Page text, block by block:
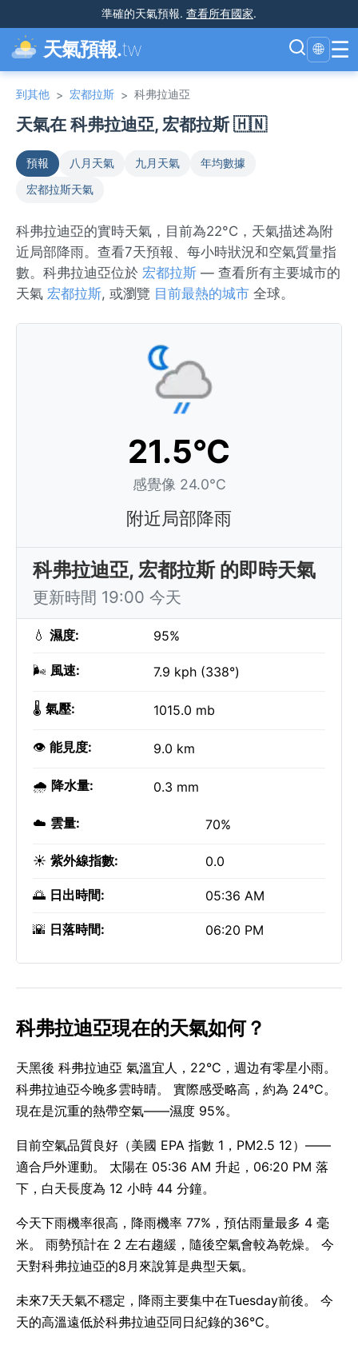
準確的天氣預報. 查看所有國家.
天氣預報.tw 🌐 ☰
到其他 > 宏都拉斯 > 科弗拉迪亞
天氣在 科弗拉迪亞, 宏都拉斯 🇭🇳
預報 八月天氣 九月天氣
年均數據
宏都拉斯天氣
科弗拉迪亞的實時天氣，目前為22°C，天氣描述為附
近局部降雨。查看7天預報、每小時狀況和空氣質量指
數。科弗拉迪亞位於 宏都拉斯 — 查看所有主要城市的
天氣 宏都拉斯, 或瀏覽 目前最熱的城市 全球。
21.5°C
感覺像 24.0°C
附近局部降雨
科弗拉迪亞, 宏都拉斯 的即時天氣
更新時間 19:00 今天
💧 濕度: 95%
🌬️ 風速: 7.9 kph (338°)
🌡️ 氣壓: 1015.0 mb
👁️ 能見度: 9.0 km
🌧️ 降水量: 0.3 mm
☁️ 雲量: 70%
☀️ 紫外線指數: 0.0
🌅 日出時間: 05:36 AM
🌇 日落時間: 06:20 PM
科弗拉迪亞現在的天氣如何？
天黑後 科弗拉迪亞 氣溫宜人，22°C，週边有零星小雨。
科弗拉迪亞今晚多雲時晴。 實際感受略高，約為 24°C。
現在是沉重的熱帶空氣——濕度 95%。
目前空氣品質良好（美國 EPA 指數 1，PM2.5 12）——
適合戶外運動。 太陽在 05:36 AM 升起，06:20 PM 落
下，白天長度為 12 小時 44 分鐘。
今天下雨機率很高，降雨機率 77%，預估雨量最多 4 毫
米。 雨勢預計在 2 左右趨緩，隨後空氣會較為乾燥。 今
天對科弗拉迪亞的8月來說算是典型天氣。
未來7天天氣不穩定，降雨主要集中在Tuesday前後。 今
天的高溫遠低於科弗拉迪亞同日紀錄的36°C。